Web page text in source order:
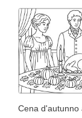
Cena d'autunno